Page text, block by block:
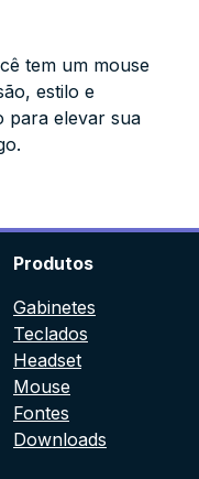
tem um mouse
estilo e
para elevar sua
Produtos
Gabinetes
Teclados
Headset
Mouse
Fontes
Downloads